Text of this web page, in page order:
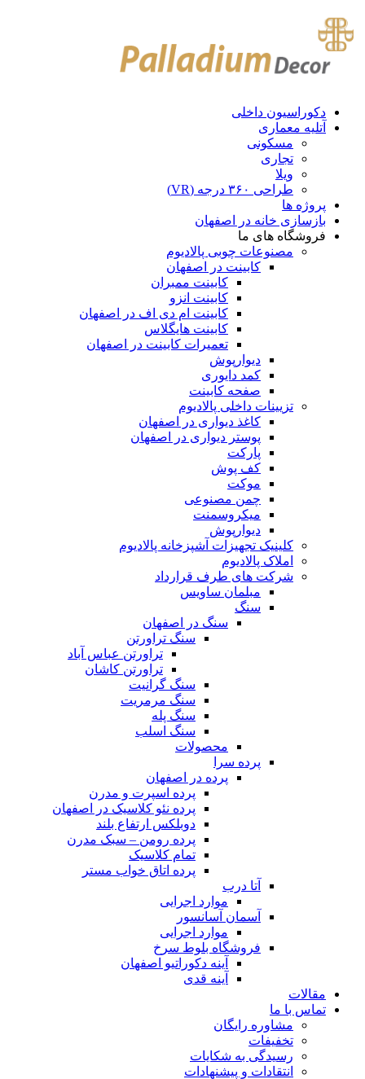
دکوراسیون داخلی
آتلیه معماری
مسکونی
تجاری
ویلا
طراحی ۳۶۰ درجه (VR)
پروژه ها
بازسازی خانه در اصفهان
فروشگاه های ما
مصنوعات چوبی پالادیوم
کابینت در اصفهان
کابینت ممبران
کابینت انزو
کابینت ام دی اف در اصفهان
کابینت هایگلاس
تعمیرات کابینت در اصفهان
دیوارپوش
کمد دایوری
صفحه کابینت
تزیینات داخلی پالادیوم
کاغذ دیواری در اصفهان
پوستر دیواری در اصفهان
پارکت
کف پوش
موکت
چمن مصنوعی
میکروسمنت
دیوارپوش
کلینیک تجهیزات آشپزخانه پالادیوم
املاک پالادیوم
شرکت های طرف قرارداد
مبلمان ساویس
سنگ
سنگ در اصفهان
سنگ تراورتن
تراورتن عباس آباد
تراورتن کاشان
سنگ گرانیت
سنگ مرمریت
سنگ پله
سنگ اسلب
محصولات
پرده سرا
پرده در اصفهان
پرده اسپرت و مدرن
پرده نئو کلاسیک​ در اصفهان
دوبلکس ارتفاع بلند
پرده رومن – سبک مدرن
تمام کلاسیک
پرده اتاق خواب مستر
آتا درب
موارد اجرایی
آسمان آسانسور
موارد اجرایی
فروشگاه بلوط سرخ
آینه دکوراتیو اصفهان
آینه قدی
مقالات
تماس با ما
مشاوره رایگان
تخفیفات
رسیدگی به شکایات
انتقادات و پیشنهادات